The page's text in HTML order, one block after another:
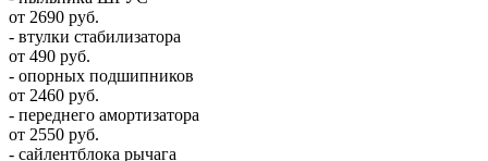
от 2690 руб.
- втулки стабилизатора
от 490 руб.
- опорных подшипников
от 2460 руб.
- переднего амортизатора
от 2550 руб.
- сайлентблока рычага